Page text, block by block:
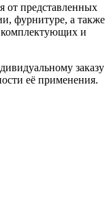
от представленных
фурнитуре, а также
комплектующих и
заказу
её применения.